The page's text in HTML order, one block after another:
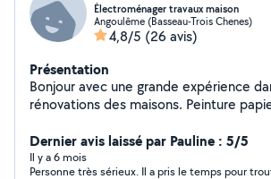
Électroménager travaux maison
Angoulême (Basseau-Trois Chenes)
4,8/5 (26 avis)
Présentation
Bonjour avec une grande expérience dans les
rénovations des maisons. Peinture
technicien en électroménager. Frigo lave vaisselle lave
linges ...ect .
Dernier avis laissé par Pauline : 5/5
Il y a 6 mois
Personne très sérieux. Il a pris le temps pour